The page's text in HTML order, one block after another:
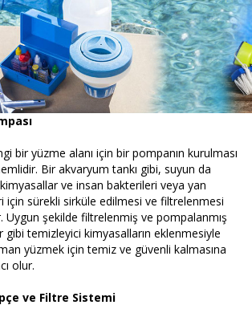
bir yüzme alanı için bir pompanın kurulması
Bir akvaryum tankı gibi, suyun da
kimyasallar ve insan bakterileri veya yan
için sürekli sirküle edilmesi ve filtrelenmesi
Uygun şekilde filtrelenmiş ve pompalanmış
gibi temizleyici kimyasalların eklenmesiyle
yüzmek için temiz ve güvenli kalmasına
olur.
ve Filtre Sistemi